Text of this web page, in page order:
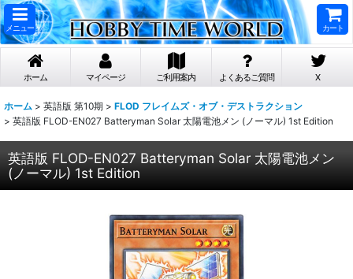
メニュー カート
ホーム マイページ ご利用案内 よくあるご質問 X
ホーム > 英語版 第10期 > FLOD フレイムズ・オブ・デストラクション
> 英語版 FLOD-EN027 Batteryman Solar 太陽電池メン (ノーマル) 1st Edition
英語版 FLOD-EN027 Batteryman Solar 太陽電池メン
(ノーマル) 1st Edition